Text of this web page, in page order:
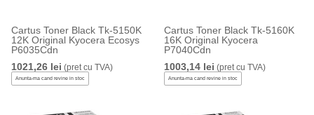
Cartus Toner Black Tk-5150K
12K Original Kyocera Ecosys
P6035Cdn
1021,26 lei (pret cu TVA)
Anunta-ma cand revine in stoc
Cartus Toner Black Tk-5160K
16K Original Kyocera
P7040Cdn
1003,14 lei (pret cu TVA)
Anunta-ma cand revine in stoc